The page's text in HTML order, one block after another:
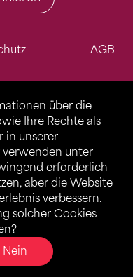
über die
Ihre Rechte als
in unserer
verwenden unter
erforderlich
aber die Website
verbessern.
solcher Cookies
Nein
AGB